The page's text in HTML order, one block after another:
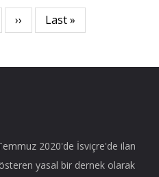
Sonraki
sayfa
››
Son
sayfa
Last »
2020'de İsviçre'de ilan
yasal bir dernek olarak